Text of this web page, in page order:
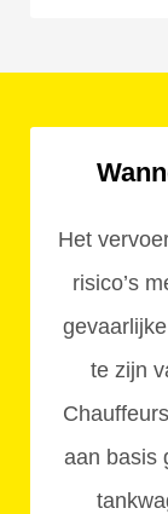
Het
risico’s
te zijn
aan basis